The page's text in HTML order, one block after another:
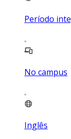
Período
No campus
Inglês